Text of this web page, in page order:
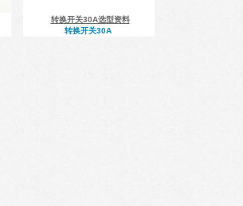
转换开关30A选型资料
转换开关30A